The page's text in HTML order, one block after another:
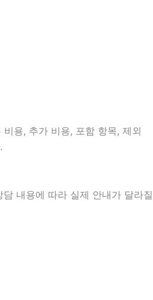
용, 추가 비용, 포함 항목, 제외
내용에 따라 실제 안내가 달라질